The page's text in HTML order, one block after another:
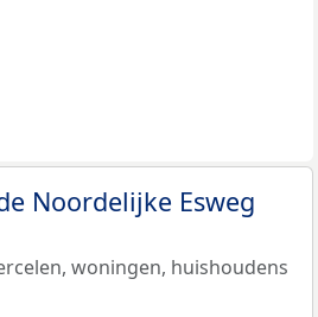
Noordelijke Esweg
woningen, huishoudens